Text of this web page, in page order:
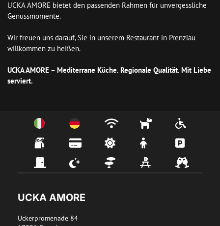
UCKA AMORE bietet den passenden Rahmen für unvergessliche
Genussmomente.
Wir freuen uns darauf, Sie in unserem Restaurant in Prenzlau
willkommen zu heißen.
UCKA AMORE – Mediterrane Küche. Regionale Qualität. Mit Liebe
serviert.
UCKA AMORE
Uckerpromenade 84